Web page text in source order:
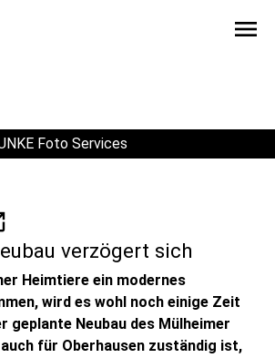
menu
Foto Services
verzögert sich
Heimtiere ein modernes
wird es wohl noch einige Zeit
geplante Neubau des Mülheimer
für Oberhausen zuständig ist,